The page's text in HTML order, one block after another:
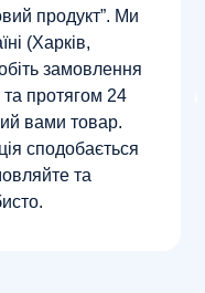
продукт”. Ми
(Харків,
замовлення
протягом 24
вами товар.
сподобається
та